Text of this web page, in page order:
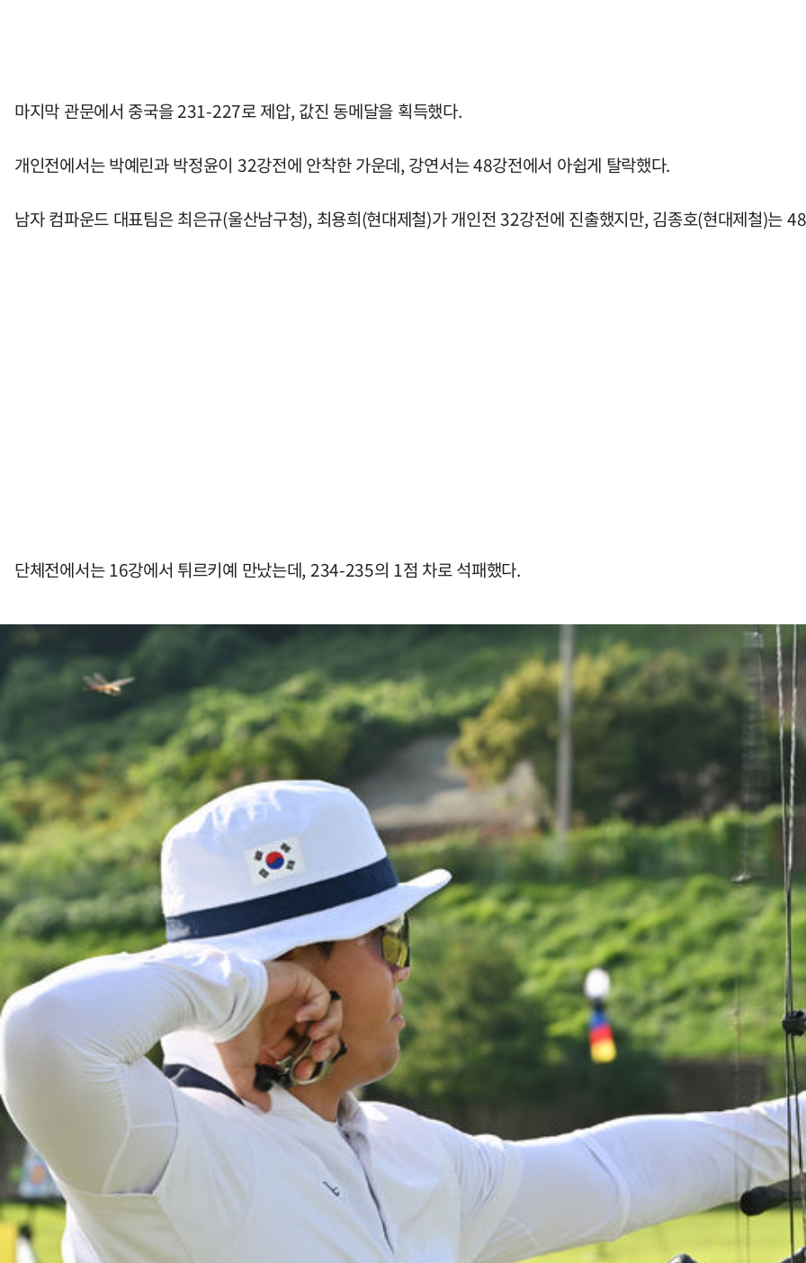
마지막 관문에서 중국을 231-227로 제압, 값진 동메달을 획득했다.
개인전에서는 박예린과 박정윤이 32강전에 안착한 가운데, 강연서는 48강전에서 아쉽게 탈락했다.
남자 컴파운드 대표팀은 최은규(울산남구청), 최용희(현대제철)가 개인전 32강전에 진출했지만, 김종호(현대제철)는
단체전에서는 16강에서 튀르키예 만났는데, 234-235의 1점 차로 석패했다.